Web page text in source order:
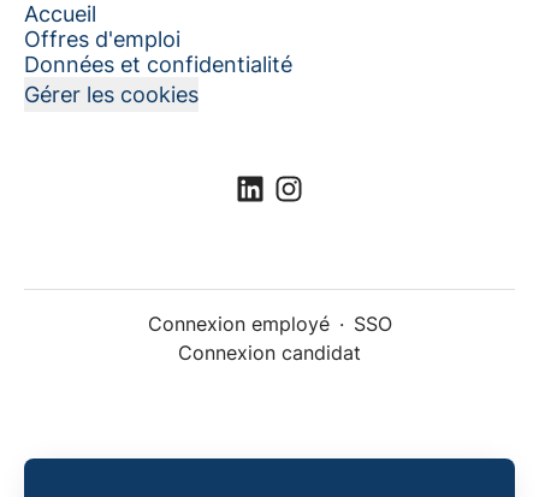
Accueil
Offres d'emploi
Données et confidentialité
Gérer les cookies
Connexion employé · SSO
Connexion candidat